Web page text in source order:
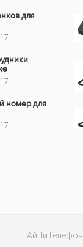
для
номер для